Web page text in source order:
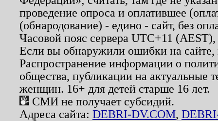
проведение опроса и оплатившее
(обнародование) - едино - сайт, без
Часовой пояс сервера UTC+11
Если вы обнаружили ошибки на
Распространение информации о
общества, публикации на актуальные
женщин. 16+ для детей старше 16 лет.
СМИ не получает субсидий.
Адреса сайта: DEBRI-DV.COM,